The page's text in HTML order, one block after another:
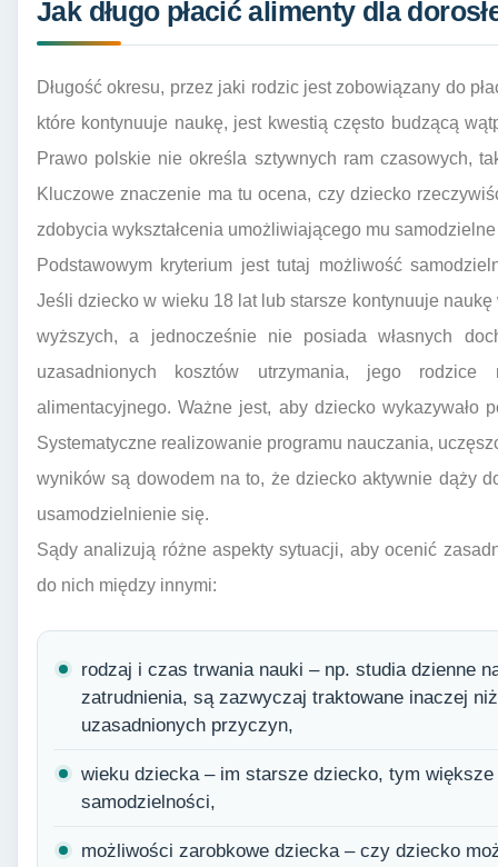
Jak długo płacić alimenty dla
Długość okresu, przez jaki rodzic jest zobowiązany do
które kontynuuje naukę, jest kwestią często budzącą
Prawo polskie nie określa sztywnych ram czasowych,
Kluczowe znaczenie ma tu ocena, czy dziecko
zdobycia wykształcenia umożliwiającego mu
Podstawowym kryterium jest tutaj możliwość
Jeśli dziecko w wieku 18 lat lub starsze kontynuuje
wyższych, a jednocześnie nie posiada własnych
uzasadnionych kosztów utrzymania, jego
alimentacyjnego. Ważne jest, aby dziecko wykazywało
Systematyczne realizowanie programu nauczania,
wyników są dowodem na to, że dziecko aktywnie dąży
usamodzielnienie się.
Sądy analizują różne aspekty sytuacji, aby ocenić
do nich między innymi:
rodzaj i czas trwania nauki – np. studia dzienne
zatrudnienia, są zazwyczaj traktowane inaczej
uzasadnionych przyczyn,
wieku dziecka – im starsze dziecko, tym
samodzielności,
możliwości zarobkowe dziecka – czy dziecko